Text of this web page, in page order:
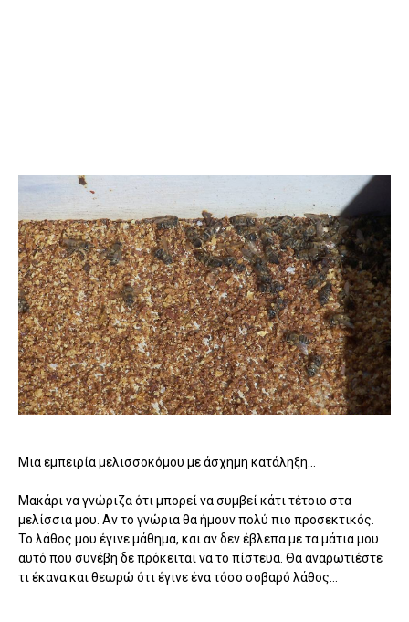
Μια εμπειρία μελισσοκόμου με άσχημη κατάληξη...
Μακάρι να γνώριζα ότι μπορεί να συμβεί κάτι τέτοιο στα
μελίσσια μου. Αν το γνώρια θα ήμουν πολύ πιο προσεκτικός.
Το λάθος μου έγινε μάθημα, και αν δεν έβλεπα με τα μάτια μου
αυτό που συνέβη δε πρόκειται να το πίστευα. Θα αναρωτιέστε
τι έκανα και θεωρώ ότι έγινε ένα τόσο σοβαρό λάθος...